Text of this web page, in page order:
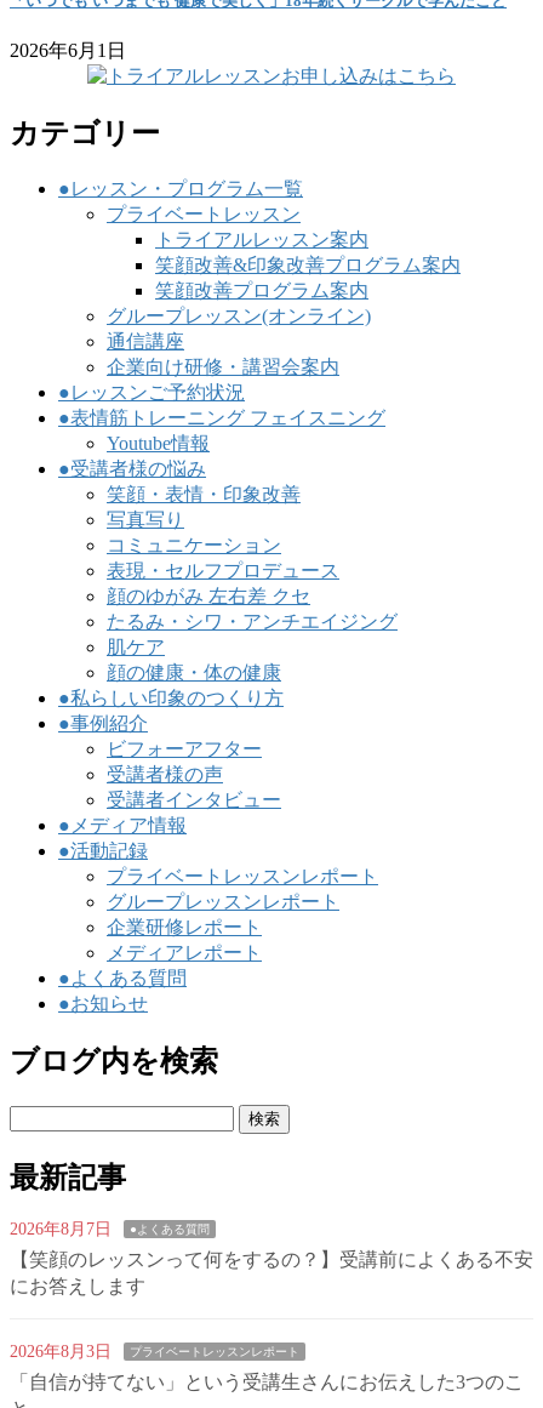
2026年6月1日
カテゴリー
●レッスン・プログラム一覧
プライベートレッスン
トライアルレッスン案内
笑顔改善&印象改善プログラム案内
笑顔改善プログラム案内
グループレッスン(オンライン)
通信講座
企業向け研修・講習会案内
●レッスンご予約状況
●表情筋トレーニング フェイスニング
Youtube情報
●受講者様の悩み
笑顔・表情・印象改善
写真写り
コミュニケーション
表現・セルフプロデュース
顔のゆがみ 左右差 クセ
たるみ・シワ・アンチエイジング
肌ケア
顔の健康・体の健康
●私らしい印象のつくり方
●事例紹介
ビフォーアフター
受講者様の声
受講者インタビュー
●メディア情報
●活動記録
プライベートレッスンレポート
グループレッスンレポート
企業研修レポート
メディアレポート
●よくある質問
●お知らせ
ブログ内を検索
最新記事
2026年8月7日 ●よくある質問
【笑顔のレッスンって何をするの？】受講前によくある不安
にお答えします
2026年8月3日 プライベートレッスンレポート
「自信が持てない」という受講生さんにお伝えした3つのこ